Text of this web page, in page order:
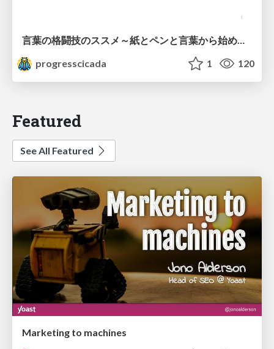
progresscicada
1 120
Featured
See All Featured
Marketing to machines